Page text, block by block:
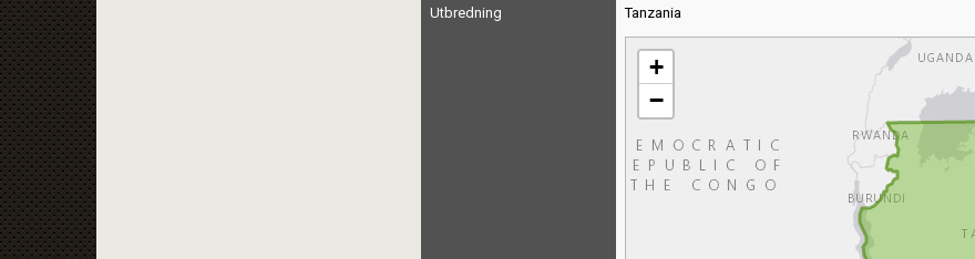
Utbredning Tanzania
+
−